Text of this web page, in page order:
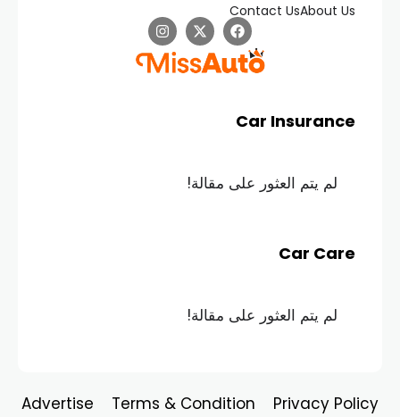
About Us
Contact Us
Car Insurance
لم يتم العثور على مقالة!
Car Care
لم يتم العثور على مقالة!
Advertise Terms & Condition Privacy Policy